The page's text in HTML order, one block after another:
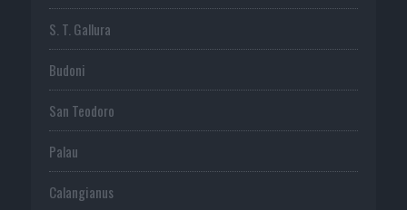
S. T. Gallura
Budoni
San Teodoro
Palau
Calangianus